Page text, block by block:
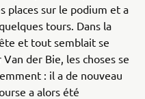
places sur le podium et a
tours. Dans la
et tout semblait se
der Bie, les choses se
: il a de nouveau
a alors été